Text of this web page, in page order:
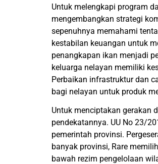
Untuk melengkapi program
mengembangkan strategi
sepenuhnya memahami
kestabilan keuangan untuk
penangkapan ikan menjadi
keluarga nelayan memiliki
Perbaikan infrastruktur dan
bagi nelayan untuk produk
Untuk menciptakan gerakan
pendekatannya. UU No 23/
pemerintah provinsi.
banyak provinsi, Rare
bawah rezim pengelolaan